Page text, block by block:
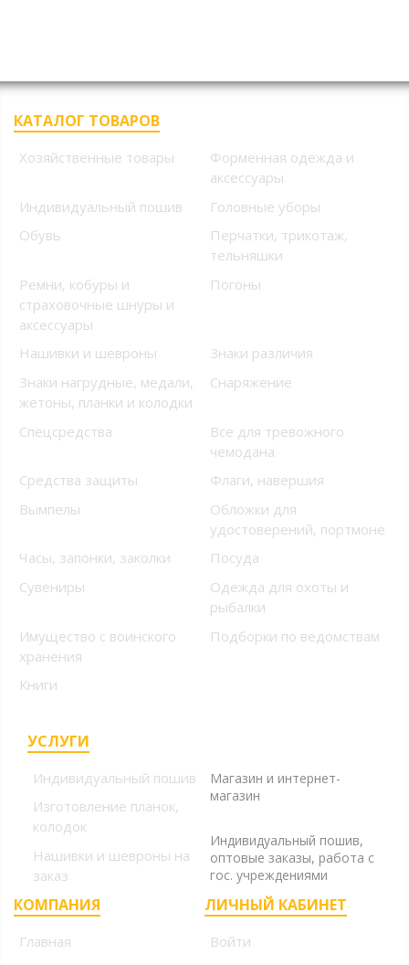
КАТАЛОГ ТОВАРОВ
Хозяйственные товары
Форменная одежда и
аксессуары
Индивидуальный пошив
Головные уборы
Обувь
Перчатки, трикотаж,
тельняшки
Ремни, кобуры и
страховочные шнуры и
аксессуары
Погоны
Нашивки и шевроны
Знаки различия
Знаки нагрудные, медали,
жетоны, планки и колодки
Снаряжение
Спецсредства
Все для тревожного
чемодана
Средства защиты
Флаги, навершия
Вымпелы
Обложки для
удостоверений, портмоне
Часы, запонки, заколки
Посуда
Сувениры
Одежда для охоты и
рыбалки
Имущество с воинского
хранения
Подборки по ведомствам
Книги
УСЛУГИ
Индивидуальный пошив
Изготовление планок,
колодок
Нашивки и шевроны на
заказ
Магазин и интернет-
магазин
Индивидуальный пошив,
оптовые заказы, работа с
гос. учреждениями
КОМПАНИЯ
Главная
ЛИЧНЫЙ КАБИНЕТ
Войти